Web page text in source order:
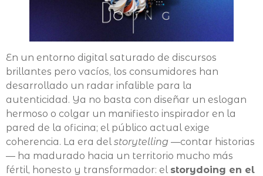
En un entorno digital saturado de discursos
brillantes pero vacíos, los consumidores han
desarrollado un radar infalible para la
autenticidad. Ya no basta con diseñar un eslogan
hermoso o colgar un manifiesto inspirador en la
pared de la oficina; el público actual exige
coherencia. La era del storytelling —contar historias
— ha madurado hacia un territorio mucho más
fértil, honesto y transformador: el storydoing en el